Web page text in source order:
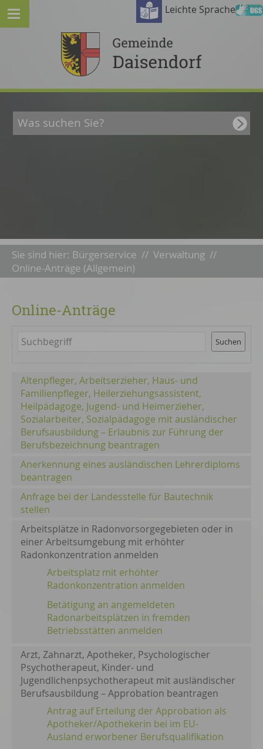
Leichte Sprache
Sie sind hier: Bürgerservice // Verwaltung //
Online-Anträge (Allgemein)
Online-Anträge
Suchen
Altenpfleger, Arbeitserzieher, Haus- und
Familienpfleger, Heilerziehungsassistent,
Heilpädagoge, Jugend- und Heimerzieher,
Sozialarbeiter, Sozialpädagoge mit ausländischer
Berufsausbildung – Erlaubnis zur Führung der
Berufsbezeichnung beantragen
Anerkennung eines ausländischen Lehrerdiploms
beantragen
Anfrage bei der Landesstelle für Bautechnik
stellen
Arbeitsplätze in Radonvorsorgegebieten oder in
einer Arbeitsumgebung mit erhöhter
Radonkonzentration anmelden
Arbeitsplatz mit erhöhter
Radonkonzentration anmelden
Betätigung an angemeldeten
Radonarbeitsplätzen in fremden
Betriebsstätten anmelden
Arzt, Zahnarzt, Apotheker, Psychologischer
Psychotherapeut, Kinder- und
Jugendlichenpsychotherapeut mit ausländischer
Berufsausbildung – Approbation beantragen
Antrag auf Erteilung der Approbation als
Apotheker/Apothekerin bei im EU-
Ausland erworbener Berufsqualifikation